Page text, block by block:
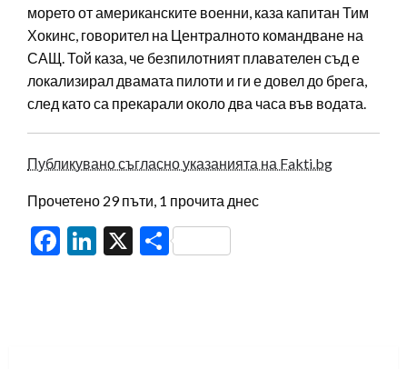
морето от американските военни, каза капитан Тим
Хокинс, говорител на Централното командване на
САЩ. Той каза, че безпилотният плавателен съд е
локализирал двамата пилоти и ги е довел до брега,
след като са прекарали около два часа във водата.
Публикувано съгласно указанията на Fakti.bg
Прочетено 29 пъти, 1 прочита днес
Facebook
LinkedIn
X Share